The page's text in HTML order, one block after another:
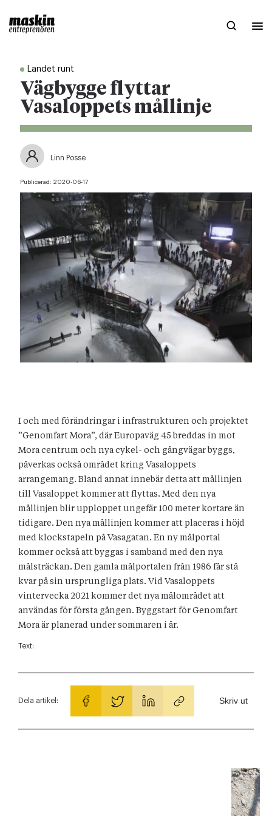
Landet runt
Vägbygge flyttar
Vasaloppets mållinje
Linn Posse
Publicerad: 2020-06-17
I och med förändringar i infrastrukturen och projektet
”Genomfart Mora”, där Europaväg 45 breddas in mot
Mora centrum och nya cykel- och gångvägar byggs,
påverkas också området kring Vasaloppets
arrangemang. Bland annat innebär detta att mållinjen
till Vasaloppet kommer att flyttas. Med den nya
mållinjen blir upploppet ungefär 100 meter kortare än
tidigare. Den nya mållinjen kommer att placeras i höjd
med klockstapeln på Vasagatan. En ny målportal
kommer också att byggas i samband med den nya
målsträckan. Den gamla målportalen från 1986 får stå
kvar på sin ursprungliga plats. Vid Vasaloppets
vintervecka 2021 kommer det nya målområdet att
användas för första gången. Byggstart för Genomfart
Mora är planerad under sommaren i år.
Text:
Dela artikel: Skriv ut